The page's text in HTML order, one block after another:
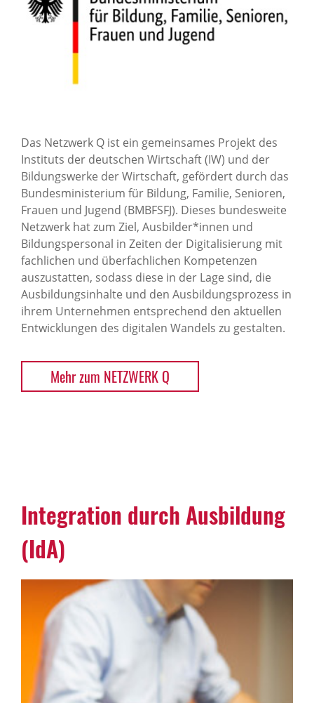
Das Netzwerk Q ist ein gemeinsames Projekt des
Instituts der deutschen Wirtschaft (IW) und der
Bildungswerke der Wirtschaft, gefördert durch das
Bundesministerium für Bildung, Familie, Senioren,
Frauen und Jugend (BMBFSFJ). Dieses bundesweite
Netzwerk hat zum Ziel, Ausbilder*innen und
Bildungspersonal in Zeiten der Digitalisierung mit
fachlichen und überfachlichen Kompetenzen
auszustatten, sodass diese in der Lage sind, die
Ausbildungsinhalte und den Ausbildungsprozess in
ihrem Unternehmen entsprechend den aktuellen
Entwicklungen des digitalen Wandels zu gestalten.
Mehr zum NETZWERK Q
Integration durch Ausbildung
(IdA)